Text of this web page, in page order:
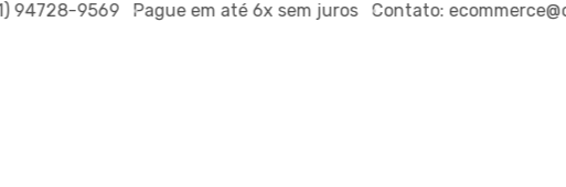
9569 Pague em até6x sem juros Contato: